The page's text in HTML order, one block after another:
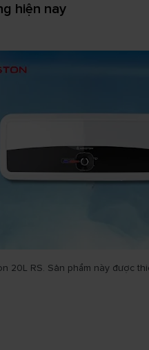
hiện nay
20L RS. Sản phẩm này được